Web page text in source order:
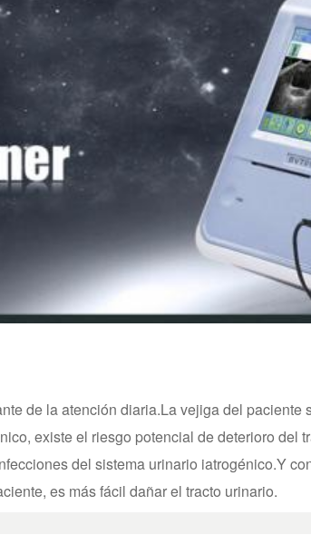
de la atención diaria.La vejiga del paciente
existe el riesgo potencial de deterioro del
del sistema urinario iatrogénico.Y
es más fácil dañar el tracto urinario.